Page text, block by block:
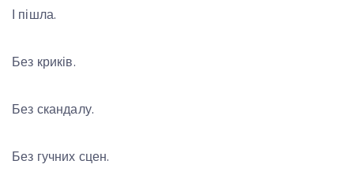
І пішла.
Без криків.
Без скандалу.
Без гучних сцен.